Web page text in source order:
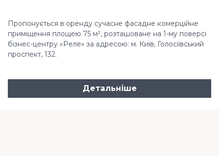
Пропонується в оренду сучасне фасадне комерційне
приміщення площею 75 м², розташоване на 1-му поверсі
бізнес-центру «Реле» за адресою: м. Київ, Голосіївський
проспект, 132.
Детальніше